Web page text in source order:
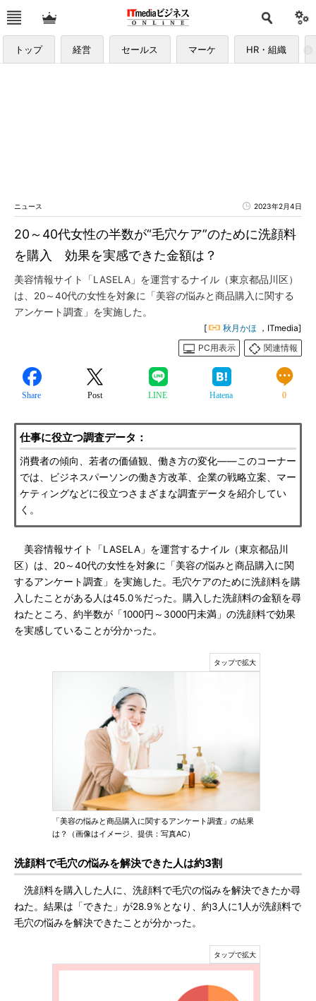
トップ 経営 セールス マーケ HR・組織
ニュース 2023年2月4日
20～40代女性の半数が“毛穴ケア”のために洗顔料
を購入 効果を実感できた金額は？
美容情報サイト「LASELA」を運営するナイル（東京都品川区）
は、20～40代の女性を対象に「美容の悩みと商品購入に関する
アンケート調査」を実施した。
[ 秋月かほ ，ITmedia]
PC用表示
関連情報
Share Post LINE Hatena 0
仕事に役立つ調査データ：
消費者の傾向、若者の価値観、働き方の変化――このコーナー
では、ビジネスパーソンの働き方改革、企業の戦略立案、マー
ケティングなどに役立つさまざまな調査データを紹介してい
く。
美容情報サイト「LASELA」を運営するナイル（東京都品川
区）は、20～40代の女性を対象に「美容の悩みと商品購入に関
するアンケート調査」を実施した。毛穴ケアのために洗顔料を購
入したことがある人は45.0％だった。購入した洗顔料の金額を尋
ねたところ、約半数が「1000円～3000円未満」の洗顔料で効果
を実感していることが分かった。
「美容の悩みと商品購入に関するアンケート調査」の結果
は？（画像はイメージ、提供：写真AC）
洗顔料で毛穴の悩みを解決できた人は約3割
洗顔料を購入した人に、洗顔料で毛穴の悩みを解決できたか尋
ねた。結果は「できた」が28.9％となり、約3人に1人が洗顔料で
毛穴の悩みを解決できたことが分かった。